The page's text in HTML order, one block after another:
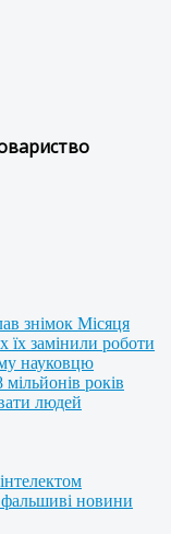
знімок Місяця
їх замінили роботи
науковцю
років
людей
новини